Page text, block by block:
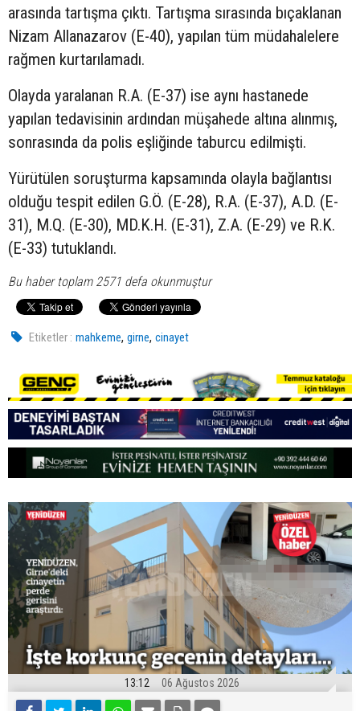
arasında tartışma çıktı. Tartışma sırasında bıçaklanan
Nizam Allanazarov (E-40), yapılan tüm müdahalelere
rağmen kurtarılamadı.
Olayda yaralanan R.A. (E-37) ise aynı hastanede
yapılan tedavisinin ardından müşahede altına alınmış,
sonrasında da polis eşliğinde taburcu edilmişti.
Yürütülen soruşturma kapsamında olayla bağlantısı
olduğu tespit edilen G.Ö. (E-28), R.A. (E-37), A.D. (E-
31), M.Q. (E-30), MD.K.H. (E-31), Z.A. (E-29) ve R.K.
(E-33) tutuklandı.
Bu haber toplam 2571 defa okunmuştur
Etiketler : mahkeme,girne,cinayet
13:12 06 Ağustos 2026